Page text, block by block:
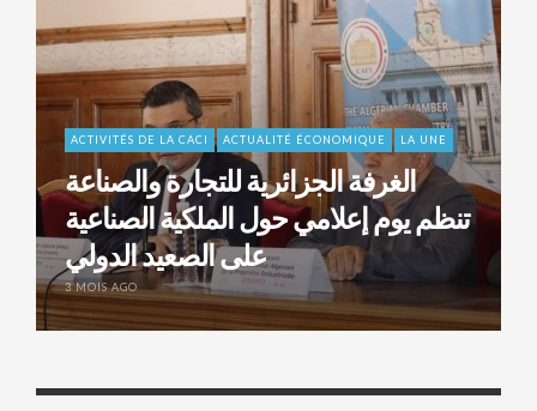
ACTIVITÉS DE LA CACI ACTUALITÉ ÉCONOMIQUE LA UNE
الغرفة الجزائرية للتجارة والصناعة
تنظم يوم إعلامي حول الملكية الصناعية
على الصعيد الدولي
3 MOIS AGO